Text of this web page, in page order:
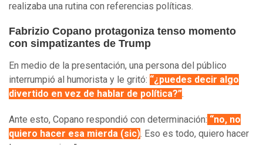
realizaba una rutina con referencias políticas.
Fabrizio Copano protagoniza tenso momento
con simpatizantes de Trump
En medio de la presentación, una persona del público
interrumpió al humorista y le gritó: “¿puedes decir algo
divertido en vez de hablar de política?”.
Ante esto, Copano respondió con determinación: “no, no
quiero hacer esa mierda (sic). Eso es todo, quiero hacer